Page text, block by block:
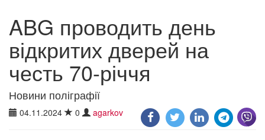
ABG проводить день
відкритих дверей на
честь 70-річчя
Новини поліграфії
04.11.2024 0 agarkov